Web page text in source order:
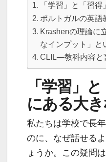
「学習」と「習
ポルトガルの英語
Krashenの理論に
なインプット」と
CLIL―教科内容と
「学習」
にある大
私たちは学校で長
のに、なぜ話せる
ょうか。この疑問